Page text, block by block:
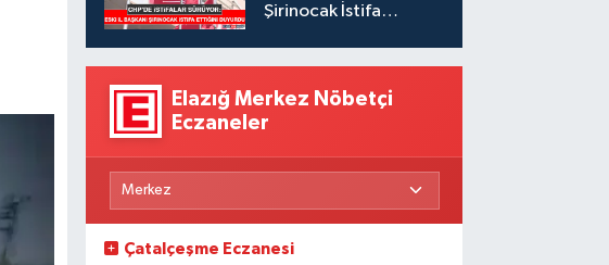
Şirinocak İstifa
Elazığ Merkez Nöbetçi
Eczaneler
Çatalçeşme Eczanesi